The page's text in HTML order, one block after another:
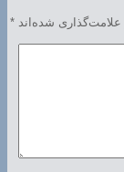
شده‌اند *